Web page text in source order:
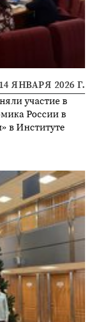
14 ЯНВАРЯ 2026 Г.
участие в
России в
в Институте